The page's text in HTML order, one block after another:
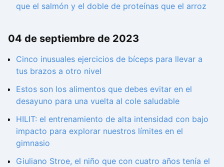
que el salmón y el doble de proteínas que el arroz
04 de septiembre de 2023
Cinco inusuales ejercicios de bíceps para llevar a
tus brazos a otro nivel
Estos son los alimentos que debes evitar en el
desayuno para una vuelta al cole saludable
HILIT: el entrenamiento de alta intensidad con bajo
impacto para explorar nuestros límites en el
gimnasio
Giuliano Stroe, el niño que con cuatro años tenía el